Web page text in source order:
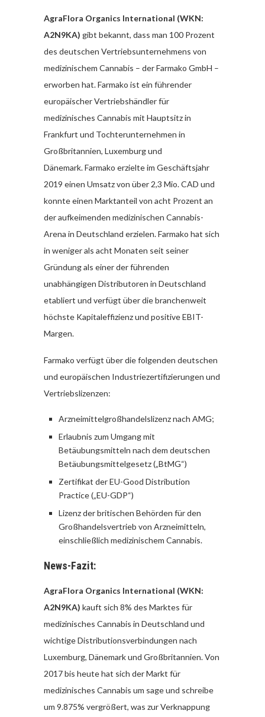
AgraFlora Organics International (WKN:
A2N9KA) gibt bekannt, dass man 100 Prozent
des deutschen Vertriebsunternehmens von
medizinischem Cannabis – der Farmako GmbH –
erworben hat. Farmako ist ein führender
europäischer Vertriebshändler für
medizinisches Cannabis mit Hauptsitz in
Frankfurt und Tochterunternehmen in
Großbritannien, Luxemburg und
Dänemark. Farmako erzielte im Geschäftsjahr
2019 einen Umsatz von über 2,3 Mio. CAD und
konnte einen Marktanteil von acht Prozent an
der aufkeimenden medizinischen Cannabis-
Arena in Deutschland erzielen. Farmako hat sich
in weniger als acht Monaten seit seiner
Gründung als einer der führenden
unabhängigen Distributoren in Deutschland
etabliert und verfügt über die branchenweit
höchste Kapitaleffizienz und positive EBIT-
Margen.
Farmako verfügt über die folgenden deutschen
und europäischen Industriezertifizierungen und
Vertriebslizenzen:
Arzneimittelgroßhandelslizenz nach AMG;
Erlaubnis zum Umgang mit
Betäubungsmitteln nach dem deutschen
Betäubungsmittelgesetz („BtMG“)
Zertifikat der EU-Good Distribution
Practice („EU-GDP“)
Lizenz der britischen Behörden für den
Großhandelsvertrieb von Arzneimitteln,
einschließlich medizinischem Cannabis.
News-Fazit:
AgraFlora Organics International (WKN:
A2N9KA) kauft sich 8% des Marktes für
medizinisches Cannabis in Deutschland und
wichtige Distributionsverbindungen nach
Luxemburg, Dänemark und Großbritannien. Von
2017 bis heute hat sich der Markt für
medizinisches Cannabis um sage und schreibe
um 9.875% vergrößert, was zur Verknappung